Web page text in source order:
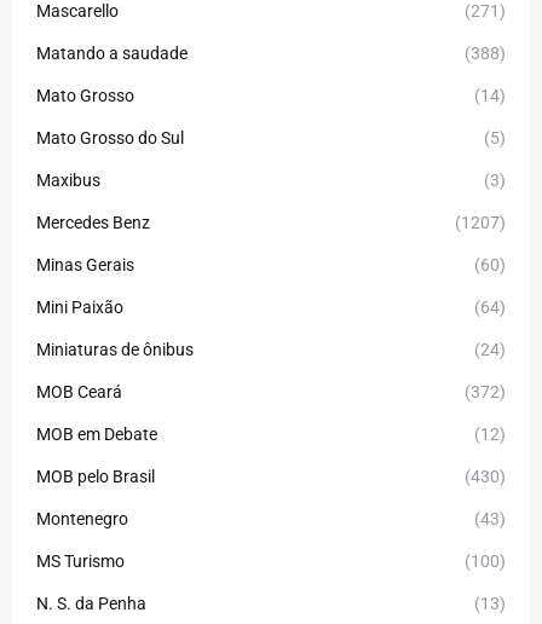
Mascarello (271)
Matando a saudade (388)
Mato Grosso (14)
Mato Grosso do Sul (5)
Maxibus (3)
Mercedes Benz (1207)
Minas Gerais (60)
Mini Paixão (64)
Miniaturas de ônibus (24)
MOB Ceará (372)
MOB em Debate (12)
MOB pelo Brasil (430)
Montenegro (43)
MS Turismo (100)
N. S. da Penha (13)